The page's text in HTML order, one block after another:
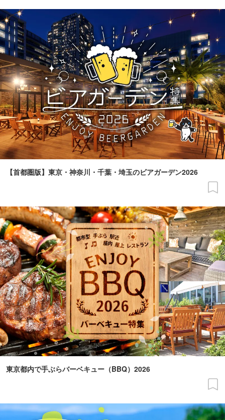
【首都圏版】東京・神奈川・千葉・埼玉のビアガーデン2026
東京都内で手ぶらバーベキュー（BBQ）2026